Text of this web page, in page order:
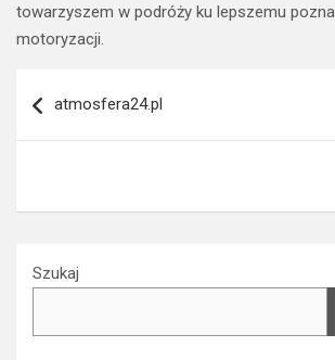
towarzyszem w podróży ku lepszemu
motoryzacji.
wpisu
atmosfera24.pl
Szukaj